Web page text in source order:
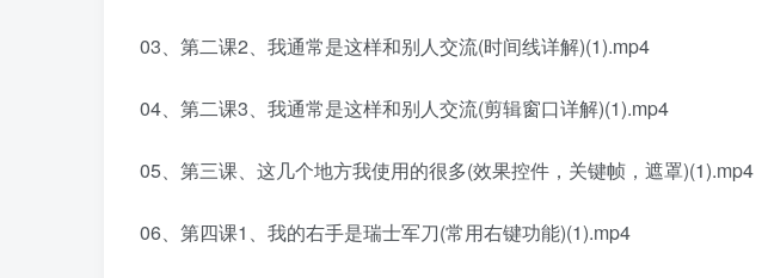
03、第二课2、我通常是这样和别人交流(时间线详解)(1).mp4
04、第二课3、我通常是这样和别人交流(剪辑窗口详解)(1).mp4
05、第三课、这几个地方我使用的很多(效果控件，关键帧，遮罩)(1).mp4
06、第四课1、我的右手是瑞士军刀(常用右键功能)(1).mp4